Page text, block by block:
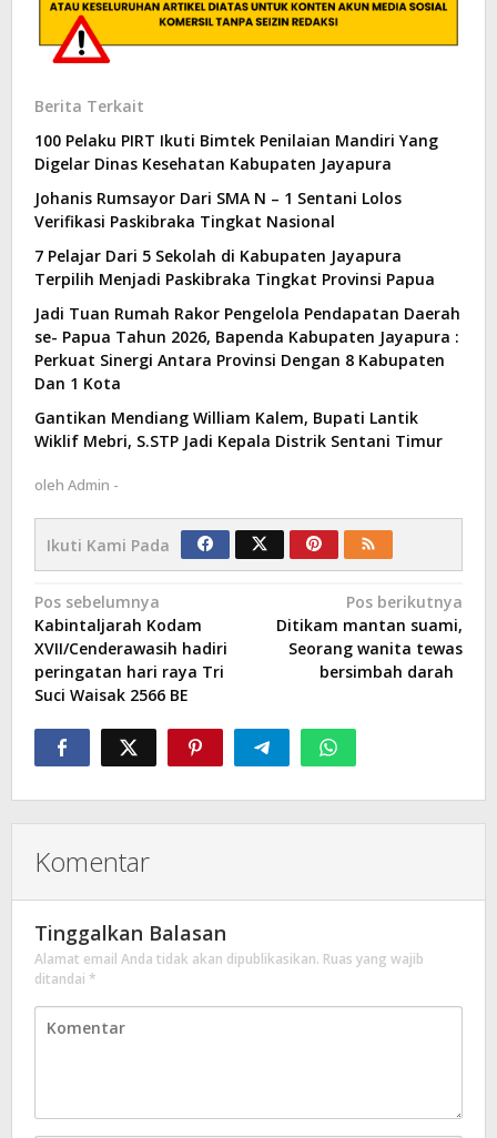
Berita Terkait
100 Pelaku PIRT Ikuti Bimtek Penilaian Mandiri Yang
Digelar Dinas Kesehatan Kabupaten Jayapura
Johanis Rumsayor Dari SMA N – 1 Sentani Lolos
Verifikasi Paskibraka Tingkat Nasional
7 Pelajar Dari 5 Sekolah di Kabupaten Jayapura
Terpilih Menjadi Paskibraka Tingkat Provinsi Papua
Jadi Tuan Rumah Rakor Pengelola Pendapatan Daerah
se- Papua Tahun 2026, Bapenda Kabupaten Jayapura :
Perkuat Sinergi Antara Provinsi Dengan 8 Kabupaten
Dan 1 Kota
Gantikan Mendiang William Kalem, Bupati Lantik
Wiklif Mebri, S.STP Jadi Kepala Distrik Sentani Timur
oleh Admin -
Ikuti Kami Pada
Navigasi
pos
Pos sebelumnya
Kabintaljarah Kodam
XVII/Cenderawasih hadiri
peringatan hari raya Tri
Suci Waisak 2566 BE
Pos berikutnya
Ditikam mantan suami,
Seorang wanita tewas
bersimbah darah
Komentar
Tinggalkan Balasan
Alamat email Anda tidak akan dipublikasikan. Ruas yang wajib
ditandai *